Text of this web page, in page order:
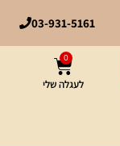
03-931-5161
0
לעגלה שלי